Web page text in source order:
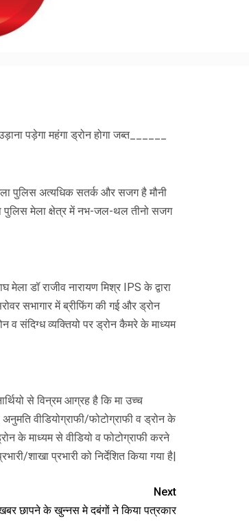
पड़ेगा महंगा ड्रोन होगा जब्त______
पुलिस अत्यधिक सतर्क और सजग है मौनी
पुलिस मेला क्षेत्र में नभ-जल-थल तीनो सजग
डॉ राजीव नारायण मिश्र IPS के द्वारा
सभागार में ब्रीफिंग की गई और ड्रोन
व संदिग्ध व्यक्तियो पर ड्रोन कैमरे के माध्यम
से विन्रम आग्रह है कि मा उच्च
वीडियोग्राफी/फोटोग्राफी व ड्रोन के
के माध्यम से वीडियो व फोटोग्राफी करने
शाखा प्रभारी को निर्देशित किया गया है|
Next
छापने के खुन्नस मे दबंगों ने किया पत्रकार